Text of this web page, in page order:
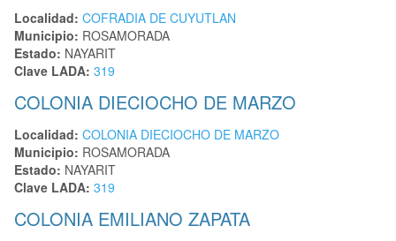
Localidad: COFRADIA DE CUYUTLAN
Municipio: ROSAMORADA
Estado: NAYARIT
Clave LADA: 319
COLONIA DIECIOCHO DE MARZO
Localidad: COLONIA DIECIOCHO DE MARZO
Municipio: ROSAMORADA
Estado: NAYARIT
Clave LADA: 319
COLONIA EMILIANO ZAPATA